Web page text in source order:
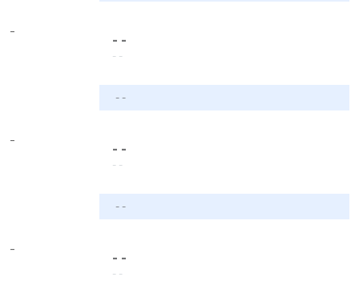
-
- -
- -
- -
-
- -
- -
- -
-
- -
- -